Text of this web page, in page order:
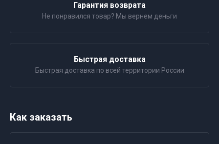
Гарантия возврата
Не понравился товар? Мы вернем деньги
Быстрая доставка
Быстрая доставка по всей территории России
Как заказать